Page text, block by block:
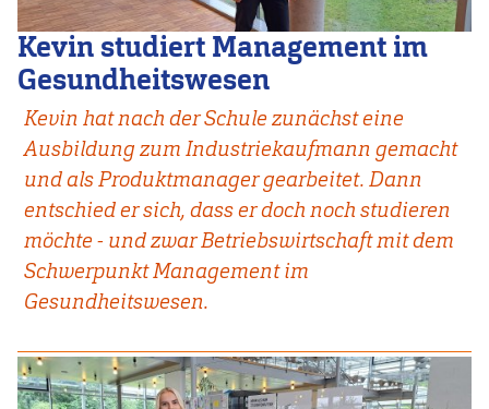
Kevin studiert Management im
Gesundheitswesen
Kevin hat nach der Schule zunächst eine
Ausbildung zum Industriekaufmann gemacht
und als Produktmanager gearbeitet. Dann
entschied er sich, dass er doch noch studieren
möchte - und zwar Betriebswirtschaft mit dem
Schwerpunkt Management im
Gesundheitswesen.